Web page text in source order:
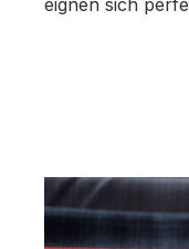
eignen sich